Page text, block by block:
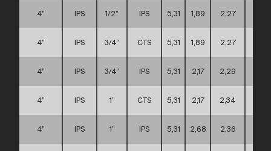
4” IPS 1/2” IPS 5,31 1,89 2,27
4” IPS 3/4” CTS 5,31 1,89 2,27
4” IPS 3/4” IPS 5,31 2,17 2,29
4” IPS 1” CTS 5,31 2,17 2,34
4” IPS 1” IPS 5,31 2,68 2,36